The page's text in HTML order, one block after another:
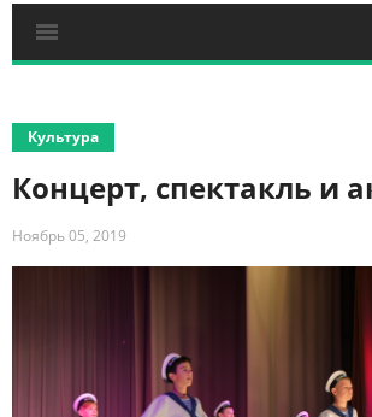
Культура
Концерт, спектакль и
Ноябрь 05, 2019